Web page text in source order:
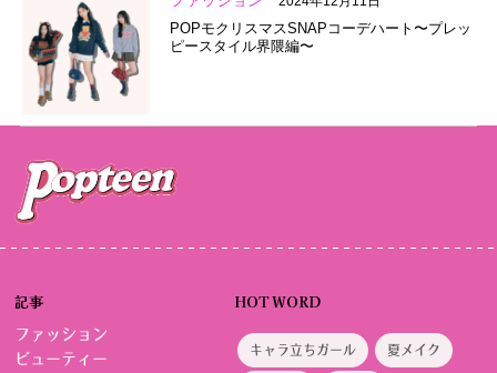
POPモクリスマスSNAPコーデハート〜プレッ
ピースタイル界隈編〜
記事
ファッション
ビューティー
HOT WORD
キャラ立ちガール 夏メイク